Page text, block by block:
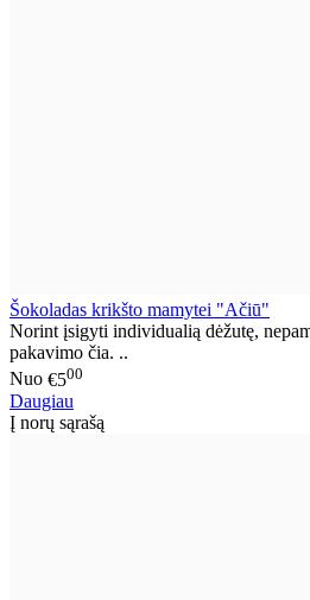
Šokoladas krikšto mamytei "Ačiū"
Norint įsigyti individualią dėžutę,
pakavimo čia. ..
Nuo €500
Daugiau
Į norų sąrašą